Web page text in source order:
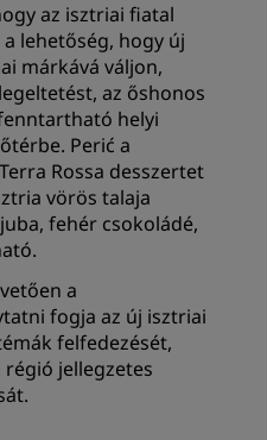
az isztriai fiatal
lehetőség, hogy új
márkává váljon,
az őshonos
helyi
Perić a
Rossa desszertet
vörös talaja
fehér csokoládé,
a
fogja az új isztriai
felfedezését,
jellegzetes